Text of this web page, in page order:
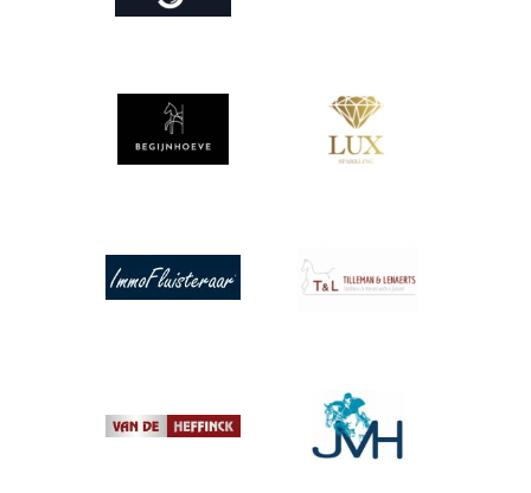
Afbeelding Afbeelding
Afbeelding Afbeelding
Afbeelding
Afbeelding